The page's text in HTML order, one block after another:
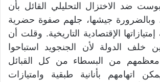
ضد الاختزال التحليلي القائل بأن
وبالضرورة جيشها، جلهم صفوة حضرية
الإقتصادية التاريخية. وقلت أن
خلف الدولة لأن الجنجويد استباحوا
من البسطاء من كل القبائل
اتهامهم بأنانية طبقية وامتيازات